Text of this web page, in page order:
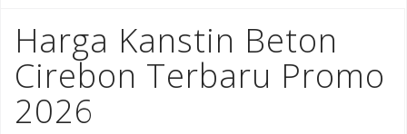
Harga Kanstin Beton
Cirebon Terbaru Promo
2026